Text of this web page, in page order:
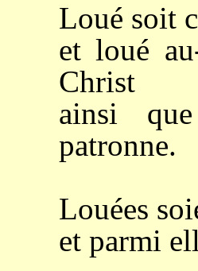
Loué soit
et loué
Christ
ainsi
patronne.
Louées
et parmi